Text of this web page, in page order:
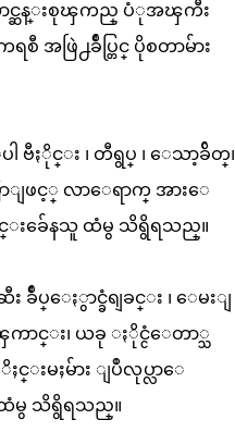
ာင္ဆန္းစုၾကည္ ပံုအၾကီး
ဖြဲ႕ခ်ဳပ္တြင္ ပိုစတာမ်ား
ဗီႏိုင္း ၊ တီရွပ္ ၊ ေသာ့ခ်ိတ္၊
ြာျဖင့္ လာေရာက္ အားေ
းခ်ေနသူ ထံမွ သိရွိရသည္။
ခ်ဳပ္ေႏွာင္ခံရျခင္း ၊ ေမးျ
ာင္း၊ ယခု ႏိုင္ငံေတာ္သ
င္းမႈမ်ား ျပဳလုပ္လာေ
ထံမွ သိရွိရသည္။